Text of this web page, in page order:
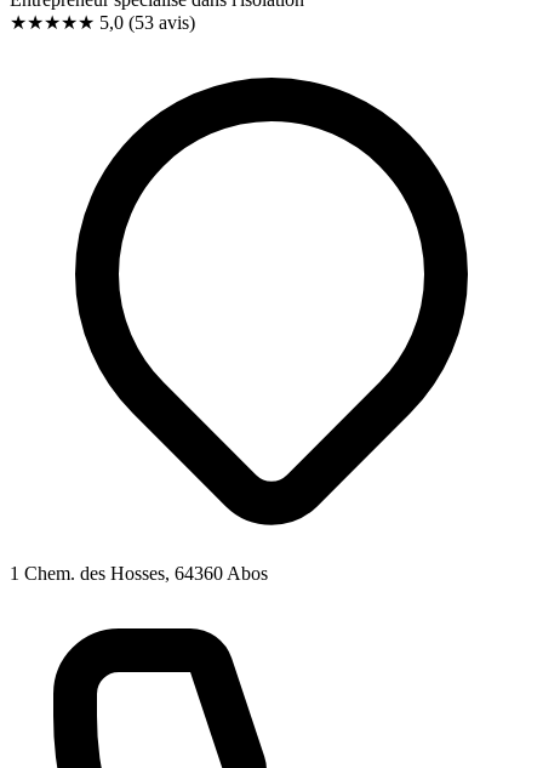
★★★★★ 5,0 (53 avis)
1 Chem. des Hosses, 64360 Abos